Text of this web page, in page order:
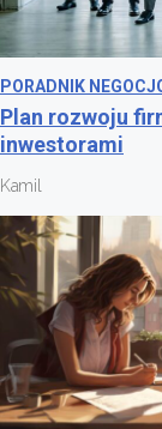
PORADNIK
Plan rozwoju
inwestorami
Kamil